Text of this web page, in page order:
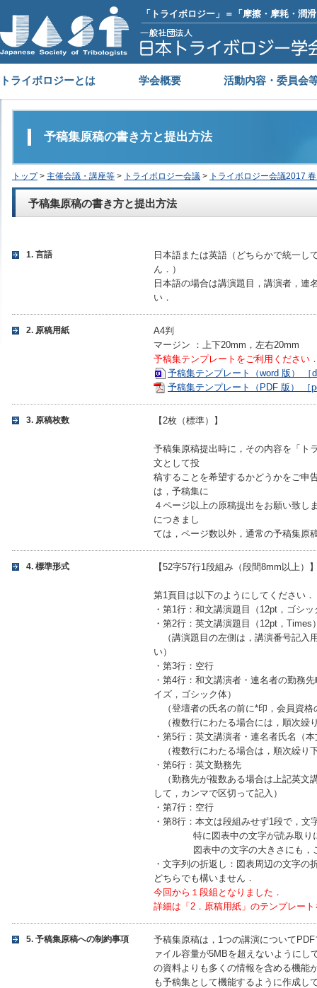
「トライボロジー」＝「摩擦・摩耗・潤
トライボロジーとは 学会概要 活動内容・委員会
予稿集原稿の書き方と提出方法
トップ> 主催会議・講座等 > トライボロジー会議 > トライボロジー会議2017
予稿集原稿の書き方と提出方法
1. 言語
日本語または英語（どちらかで統一し
ん．）
日本語の場合は講演題目，講演者，連
い．
2. 原稿用紙
A4判
マージン ：上下20mm，左右20mm
予稿集テンプレートをご利用ください
予稿集テンプレート（word 版） ［
予稿集テンプレート（PDF 版） ［
3. 原稿枚数 【2枚（標準）】
予稿集原稿提出時に，その内容を「ト
⽂として投
稿することを希望するかどうかをご申
は，予稿集に
４ページ以上の原稿提出をお願い致し
につきまし
ては，ページ数以外，通常の予稿集原
4. 標準形式 【52字57行1段組み（段間8mm以上）
第1頁目は以下のようにしてください．
・第1行：和文講演題目（12pt，ゴシッ
・第2行：英文講演題目（12pt，Times
（講演題目の左側は，講演番号記入
い）
・第3行：空行
・第4行：和文講演者・連名者の勤務
イズ，ゴシック体）
（登壇者の氏名の前に*印，会員資格
（複数行にわたる場合には，順次繰
・第5行：英文講演者・連名者氏名（
（複数行にわたる場合は，順次繰り
・第6行：英文勤務先
（勤務先が複数ある場合は上記英文
して，カンマで区切って記入）
・第7行：空行
・第8行：本文は段組みせず1段で，
特に図表中の文字が読み取りに
図表中の文字の大きさにも，ご
・文字列の折返し：図表周辺の文字の
どちらでも構いません．
今回から１段組となりました．
詳細は「2．原稿用紙」のテンプレー
5. 予稿集原稿への制約事項
予稿集原稿は，1つの講演について
ァイル容量が5MBを超えないようにし
の資料よりも多くの情報を含める機能
も予稿集として機能するように作成し